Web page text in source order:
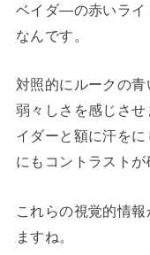
ベイダ―の赤いライ
なんです。
対照的にルークの青
弱々しさを感じさ
イダーと額に汗を
にもコントラスト
これらの視覚的情
ますね。